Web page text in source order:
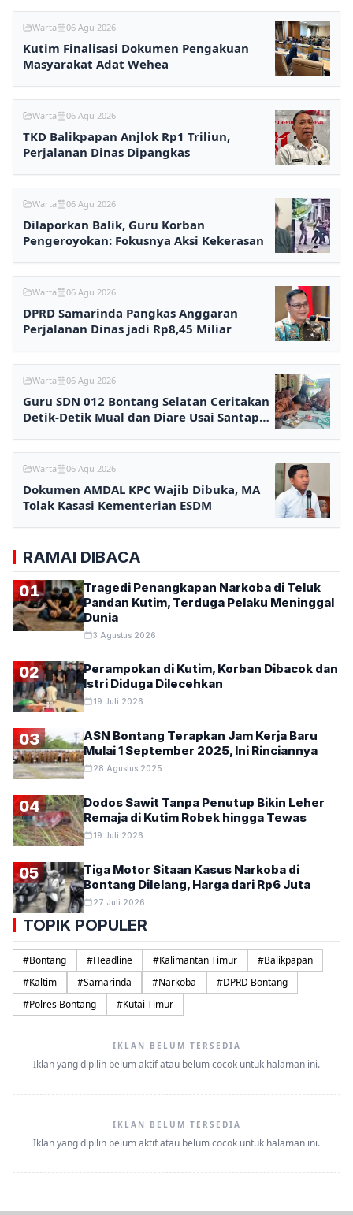
Warta 06 Agu 2026
Kutim Finalisasi Dokumen Pengakuan
Masyarakat Adat Wehea
Warta 06 Agu 2026
TKD Balikpapan Anjlok Rp1 Triliun,
Perjalanan Dinas Dipangkas
Warta 06 Agu 2026
Dilaporkan Balik, Guru Korban
Pengeroyokan: Fokusnya Aksi Kekerasan
Warta 06 Agu 2026
DPRD Samarinda Pangkas Anggaran
Perjalanan Dinas jadi Rp8,45 Miliar
Warta 06 Agu 2026
Guru SDN 012 Bontang Selatan Ceritakan
Detik-Detik Mual dan Diare Usai Santap
Warta 06 Agu 2026
Dokumen AMDAL KPC Wajib Dibuka, MA
Tolak Kasasi Kementerian ESDM
RAMAI DIBACA
01
Tragedi Penangkapan Narkoba di Teluk
Pandan Kutim, Terduga Pelaku Meninggal
Dunia
3 Agustus 2026
02
Perampokan di Kutim, Korban Dibacok dan
Istri Diduga Dilecehkan
19 Juli 2026
03
ASN Bontang Terapkan Jam Kerja Baru
Mulai 1 September 2025, Ini Rinciannya
28 Agustus 2025
04
Dodos Sawit Tanpa Penutup Bikin Leher
Remaja di Kutim Robek hingga Tewas
19 Juli 2026
05
Tiga Motor Sitaan Kasus Narkoba di
Bontang Dilelang, Harga dari Rp6 Juta
27 Juli 2026
TOPIK POPULER
#Bontang #Headline #Kalimantan Timur #Balikpapan
#Kaltim #Samarinda #Narkoba #DPRD Bontang
#Polres Bontang #Kutai Timur
IKLAN BELUM TERSEDIA
Iklan yang dipilih belum aktif atau belum cocok untuk halaman ini.
IKLAN BELUM TERSEDIA
Iklan yang dipilih belum aktif atau belum cocok untuk halaman ini.